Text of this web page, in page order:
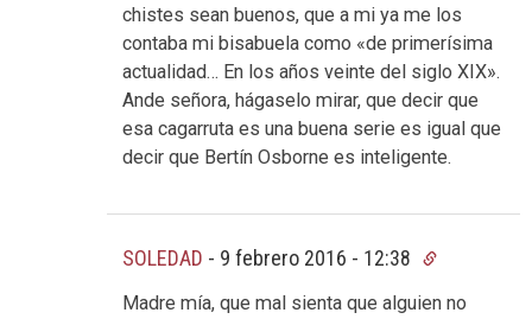
chistes sean buenos, que a mi ya me los
contaba mi bisabuela como «de primerísima
actualidad… En los años veinte del siglo XIX».
Ande señora, hágaselo mirar, que decir que
esa cagarruta es una buena serie es igual que
decir que Bertín Osborne es inteligente.
SOLEDAD - 9 febrero 2016 - 12:38
Madre mía, que mal sienta que alguien no